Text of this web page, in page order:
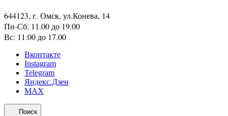
644123, г. Омск, ул.Конева, 14
Пн-Сб: 11.00 до 19.00
Вс: 11.00 до 17.00
Вконтакте
Instagram
Telegram
Яндекс.Дзен
MAX
Поиск